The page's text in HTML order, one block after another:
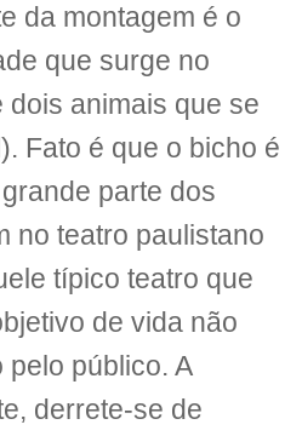
da montagem é o
que surge no
animais que se
Fato é que o bicho é
parte dos
no teatro paulistano
típico teatro que
de vida não
público. A
derrete-se de